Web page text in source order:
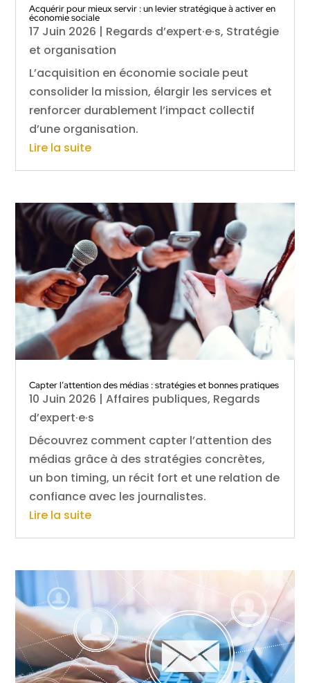
Acquérir pour mieux servir : un levier stratégique à activer en
économie sociale
17 Juin 2026 | Regards d’expert·e·s, Stratégie
et organisation
L’acquisition en économie sociale peut
consolider la mission, élargir les services et
renforcer durablement l’impact collectif
d’une organisation.
Lire la suite
Capter l’attention des médias : stratégies et bonnes pratiques
10 Juin 2026 |Affaires publiques, Regards
d’expert·e·s
Découvrez comment capter l’attention des
médias grâce à des stratégies concrètes,
un bon timing, un récit fort et une relation de
confiance avec les journalistes.
Lire la suite